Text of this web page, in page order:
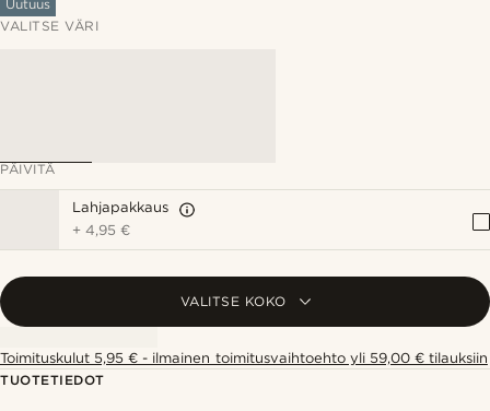
Uutuus
VALITSE VÄRI
PÄIVITÄ
Lahjapakkaus
+4,95 €
VALITSE KOKO
Toimituskulut 5,95 € - ilmainen toimitusvaihtoehto yli 59,00 € tilauksiin
TUOTETIEDOT